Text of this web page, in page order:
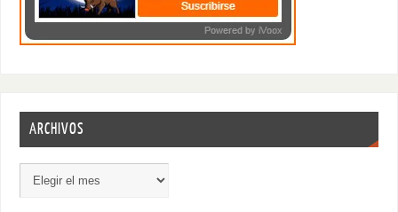
ARCHIVOS